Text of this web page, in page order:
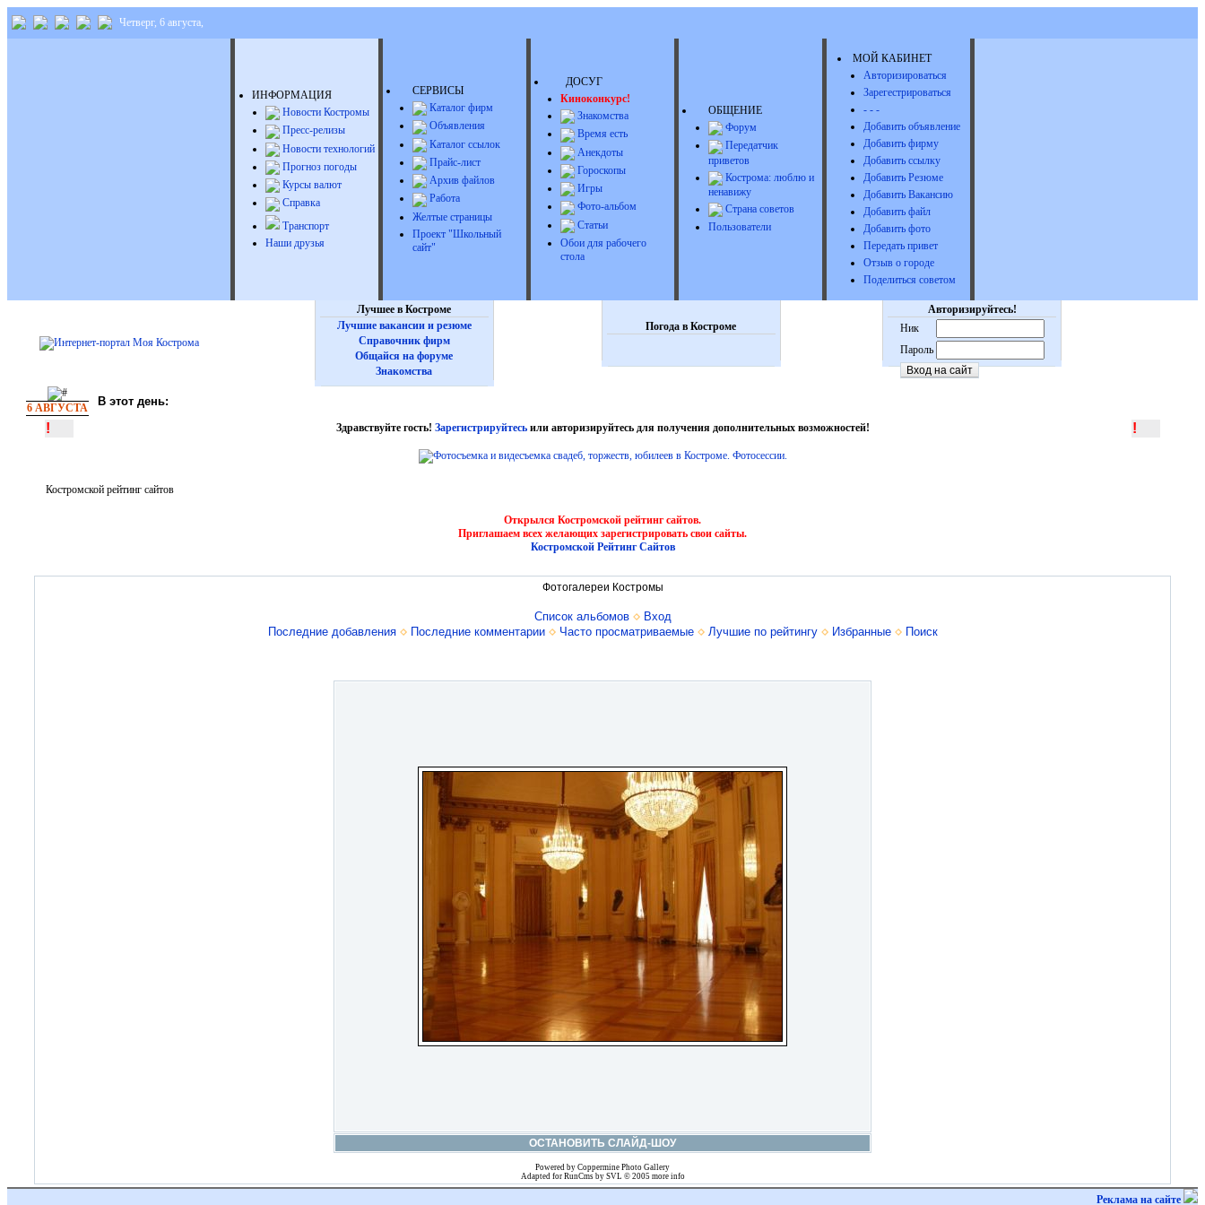
Четверг, 6 августа,
ИНФОРМАЦИЯ
Новости Костромы
Пресс-релизы
Новости технологий
Прогноз погоды
Курсы валют
Справка
Транспорт
Наши друзья
СЕРВИСЫ
Каталог фирм
Объявления
Каталог ссылок
Прайс-лист
Архив файлов
Работа
Желтые страницы
Проект "Школьный
сайт"
ДОСУГ
Киноконкурс!
Знакомства
Время есть
Анекдоты
Гороскопы
Игры
Фото-альбом
Статьи
Обои для рабочего
стола
ОБЩЕНИЕ
Форум
Передатчик
приветов
Кострома: люблю и
ненавижу
Страна советов
Пользователи
МОЙ КАБИНЕТ
Авторизироваться
Зарегестрироваться
- - -
Добавить объявление
Добавить фирму
Добавить ссылку
Добавить Резюме
Добавить Вакансию
Добавить файл
Добавить фото
Передать привет
Отзыв о городе
Поделиться советом
Лучшее в Костроме
Лучшие вакансии и резюме
Справочник фирм
Общайся на форуме
Знакомства
Погода в Костроме
Авторизируйтесь!
Ник
Пароль
6 АВГУСТА В этот день:
! Здравствуйте гость! Зарегистрируйтесьили авторизируйтесь для получения дополнительных возможностей! !
Костромской рейтинг сайтов
Открылся Костромской рейтинг сайтов.
Приглашаем всех желающих зарегистрировать свои сайты.
Костромской Рейтинг Сайтов
Фотогалереи Костромы
Список альбомов
Вход
Последние добавления
Последние комментарии Часто просматриваемые Лучшие по рейтингу Избранные Поиск
ОСТАНОВИТЬ СЛАЙД-ШОУ
Powered by Coppermine Photo Gallery
Adapted for RunCmsby SVL © 2005 more info
Реклама на сайте